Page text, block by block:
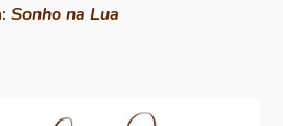
Sonho na Lua